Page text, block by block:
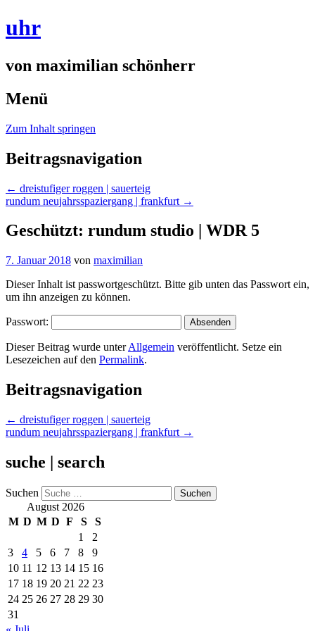
uhr
von maximilian schönherr
Menü
Zum Inhalt springen
Beitragsnavigation
← dreistufiger roggen | sauerteig
rundum neujahrsspaziergang | frankfurt →
Geschützt: rundum studio | WDR 5
7. Januar 2018 von maximilian
Dieser Inhalt ist passwortgeschützt. Bitte gib unten das Passwort ein,
um ihn anzeigen zu können.
Passwort:
Dieser Beitrag wurde unterAllgemein veröffentlicht. Setze ein
Lesezeichen auf den Permalink.
Beitragsnavigation
← dreistufiger roggen | sauerteig
rundum neujahrsspaziergang | frankfurt →
suche | search
Suchen
August 2026
M D M D F S
S
1
2
3
4 5 6 7 8
9
10 11 12 13 14 15 16
17 18 19 20 21 22 23
24 25 26 27 28 29 30
31